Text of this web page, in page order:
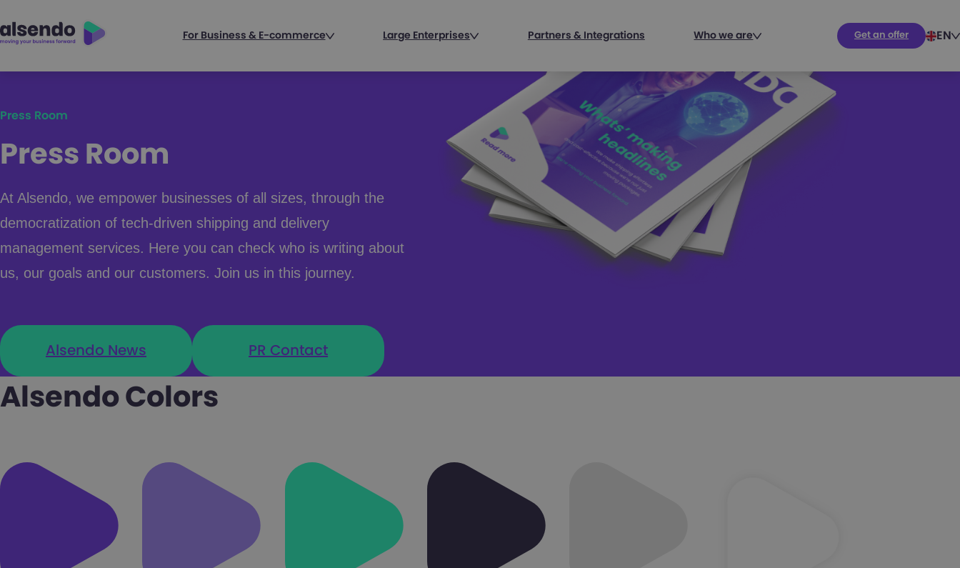
For Business & E-commerce Large Enterprises Partners & Integrations Who we are Get an offer EN
Press Room
Press Room
At Alsendo, we empower businesses of all sizes, through the
democratization of tech-driven shipping and delivery
management services. Here you can check who is writing about
us, our goals and our customers. Join us in this journey.
Alsendo News PR Contact
Alsendo Colors